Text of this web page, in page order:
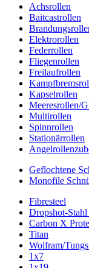
Achsrollen
Baitcastrollen
Elektrorollen
Federrollen
Fliegenrollen
Freilaufrollen
Kapselrollen
Meeresrollen/
Multirollen
Spinnrollen
Stationärrollen
Geflochtene
Monofile
Fibresteel
Dropshot-
Carbon X
Titan
Wolfram/
1x7